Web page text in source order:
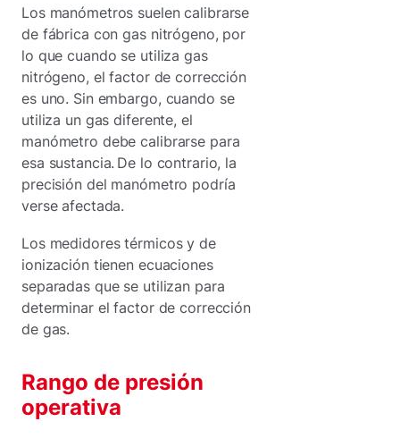
Los manómetros suelen calibrarse
de fábrica con gas nitrógeno, por
lo que cuando se utiliza gas
nitrógeno, el factor de corrección
es uno. Sin embargo, cuando se
utiliza un gas diferente, el
manómetro debe calibrarse para
esa sustancia. De lo contrario, la
precisión del manómetro podría
verse afectada.
Los medidores térmicos y de
ionización tienen ecuaciones
separadas que se utilizan para
determinar el factor de corrección
de gas.
Rango de presión
operativa